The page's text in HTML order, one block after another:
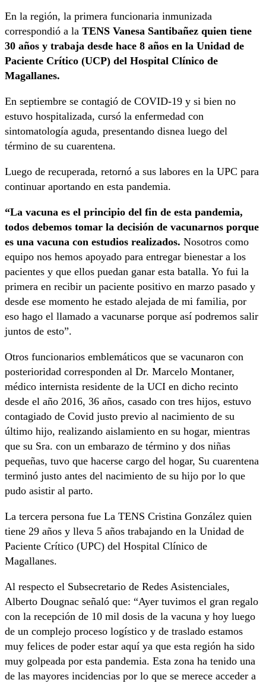
En la región, la primera funcionaria inmunizada
correspondió a la TENS Vanesa Santibañez quien tiene
30 años y trabaja desde hace 8 años en la Unidad de
Paciente Crítico (UCP) del Hospital Clínico de
Magallanes.
En septiembre se contagió de COVID-19 y si bien no
estuvo hospitalizada, cursó la enfermedad con
sintomatología aguda, presentando disnea luego del
término de su cuarentena.
Luego de recuperada, retornó a sus labores en la UPC para
continuar aportando en esta pandemia.
“La vacuna es el principio del fin de esta pandemia,
todos debemos tomar la decisión de vacunarnos porque
es una vacuna con estudios realizados. Nosotros como
equipo nos hemos apoyado para entregar bienestar a los
pacientes y que ellos puedan ganar esta batalla. Yo fui la
primera en recibir un paciente positivo en marzo pasado y
desde ese momento he estado alejada de mi familia, por
eso hago el llamado a vacunarse porque así podremos salir
juntos de esto”.
Otros funcionarios emblemáticos que se vacunaron con
posterioridad corresponden al Dr. Marcelo Montaner,
médico internista residente de la UCI en dicho recinto
desde el año 2016, 36 años, casado con tres hijos, estuvo
contagiado de Covid justo previo al nacimiento de su
último hijo, realizando aislamiento en su hogar, mientras
que su Sra. con un embarazo de término y dos niñas
pequeñas, tuvo que hacerse cargo del hogar, Su cuarentena
terminó justo antes del nacimiento de su hijo por lo que
pudo asistir al parto.
La tercera persona fue La TENS Cristina González quien
tiene 29 años y lleva 5 años trabajando en la Unidad de
Paciente Crítico (UPC) del Hospital Clínico de
Magallanes.
Al respecto el Subsecretario de Redes Asistenciales,
Alberto Dougnac señaló que: “Ayer tuvimos el gran regalo
con la recepción de 10 mil dosis de la vacuna y hoy luego
de un complejo proceso logístico y de traslado estamos
muy felices de poder estar aquí ya que esta región ha sido
muy golpeada por esta pandemia. Esta zona ha tenido una
de las mayores incidencias por lo que se merece acceder a